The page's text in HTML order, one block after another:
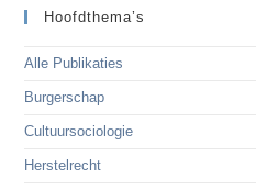
Hoofdthema’s
Alle Publikaties
Burgerschap
Cultuursociologie
Herstelrecht